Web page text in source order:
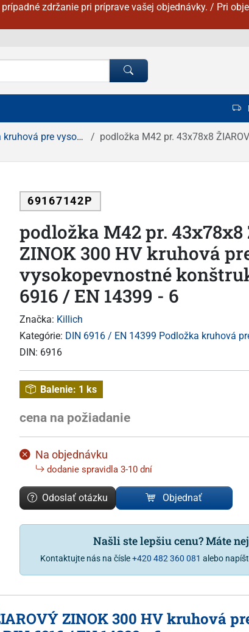
zdržanie pri príprave vašej objednávky. / Pri
konštrukcie podložka M42 pr. 43x78x8 ŽIAROVÝ ZINOK 300
69167142P
podložka M42 pr. 43x78x8
ZINOK 300 HV kruhová
vysokopevnostné
6916 / EN 14399 - 6
Značka: Killich
Kategórie: DIN 6916 / EN 14399 Podložka kruhová
DIN: 6916
Balenie: 1 ks
cena na požiadanie
Na objednávku
dodanie spravidla 3-10 dní
Odoslať otázku Objednať
Našli ste lepšiu cenu? Máte
Kontaktujte nás na čísle+420 482 360 081 alebo
ZINOK 300 HV kruhová